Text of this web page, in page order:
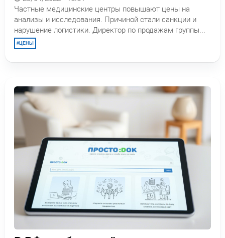
Частные медицинские центры повышают цены на
анализы и исследования. Причиной стали санкции и
нарушение логистики. Директор по продажам группы...
ЦЕНЫ